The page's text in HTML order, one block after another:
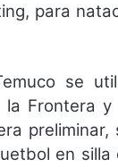
para
se
Frontera y
preliminar,
en silla